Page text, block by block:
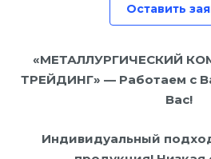
Оставить
«МЕТАЛЛУРГИЧЕСКИЙ
ТРЕЙДИНГ» — Работаем с
Вас!
Индивидуальный